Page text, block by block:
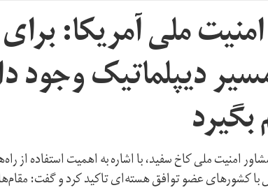
ملی آمریکا:
دیپلماتیک وجود
امنیت ملی کاخ سفید، با اشاره به اهمیت استفاده از
با کشورهای عضو توافق هسته‌ای تاکید کرد و گفت: